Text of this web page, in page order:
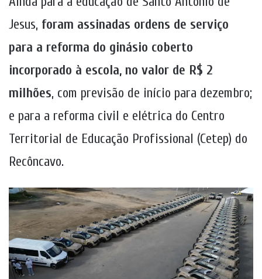
Jesus, foram assinadas ordens de serviço
para a reforma do ginásio coberto
incorporado à escola, no valor de R$ 2
milhões, com previsão de início para dezembro;
e para a reforma civil e elétrica do Centro
Territorial de Educação Profissional (Cetep) do
Recôncavo.